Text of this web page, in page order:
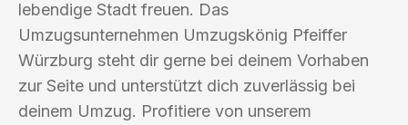
lebendige Stadt freuen. Das
Umzugsunternehmen Umzugskönig Pfeiffer
Würzburg steht dir gerne bei deinem Vorhaben
zur Seite und unterstützt dich zuverlässig bei
deinem Umzug. Profitiere von unserem